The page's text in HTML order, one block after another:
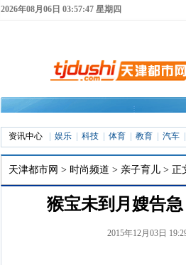
2026年08月06日 03:57:48 星期四
资讯中心 娱乐 科技 体育 教育 汽车
天津都市网 > 时尚频道 > 亲子育儿 > 正
猴宝未到月嫂告
2015年12月03日